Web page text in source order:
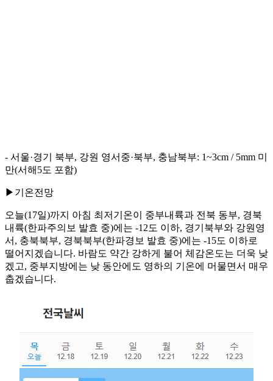
- 서울·경기 북부, 강원 영서중·북부, 충남북부: 1~3cm / 5mm 미
만(서해5도 포함)
▶기온전망
오늘(17일)까지 아침 최저기온이 중부내륙과 전북 동부, 경북
내륙(한파주의보 발효 중)에는 -12도 이하, 경기북부와 강원영
서, 충북북부, 경북북부(한파경보 발효 중)에는 -15도 이하로
떨어지겠습니다. 바람도 약간 강하게 불어 체감온도는 더욱 낮
겠고, 중부지방에는 낮 동안에도 영하의 기온에 머물면서 매우
춥겠습니다.